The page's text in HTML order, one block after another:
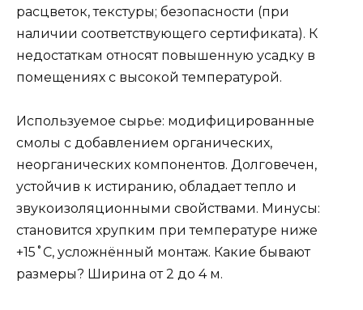
расцветок, текстуры; безопасности (при
наличии соответствующего сертификата). К
недостаткам относят повышенную усадку в
помещениях с высокой температурой.
Используемое сырье: модифицированные
смолы с добавлением органических,
неорганических компонентов. Долговечен,
устойчив к истиранию, обладает тепло и
звукоизоляционными свойствами. Минусы:
становится хрупким при температуре ниже
+15˚С, усложнённый монтаж. Какие бывают
размеры? Ширина от 2 до 4 м.